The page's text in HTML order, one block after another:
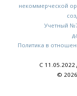
некоммерческой
Учетный
Политика в
С 11.05.2022
©